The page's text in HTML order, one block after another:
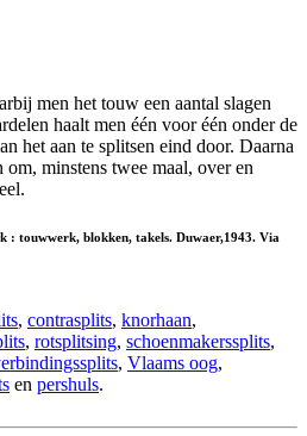
men het touw een aantal slagen
haalt men één voor één onder de
het aan te splitsen eind door. Daarna
minstens twee maal, over en
: touwwerk, blokken, takels. Duwaer,1943. Via
, contrasplits, knorhaan,
, rotsplitsing, schoenmakerssplits,
, Vlaams oog,
en pershuls.